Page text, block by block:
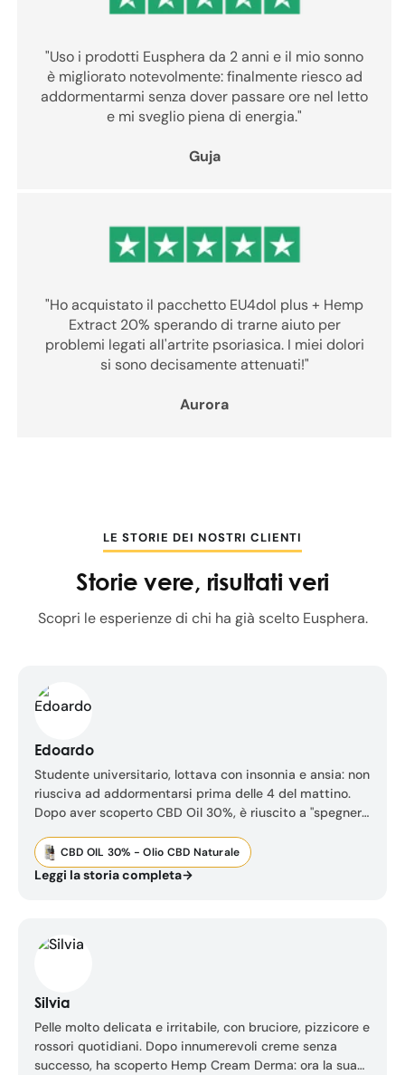
"Uso i prodotti Eusphera da 2 anni e il mio sonno
è migliorato notevolmente: finalmente riesco ad
addormentarmi senza dover passare ore nel letto
e mi sveglio piena di energia."
Guja
"Ho acquistato il pacchetto EU4dol plus + Hemp
Extract 20% sperando di trarne aiuto per
problemi legati all'artrite psoriasica. I miei dolori
si sono decisamente attenuati!"
Aurora
LE STORIE DEI NOSTRI CLIENTI
Storie vere, risultati veri
Scopri le esperienze di chi ha già scelto Eusphera.
Edoardo
Studente universitario, lottava con insonnia e ansia: non
riusciva ad addormentarsi prima delle 4 del mattino.
Dopo aver scoperto CBD Oil 30%, è riuscito a "spegnere
concentrazione.
CBD OIL 30% - Olio CBD Naturale
Leggi la storia completa
Silvia
Pelle molto delicata e irritabile, con bruciore, pizzicore e
rossori quotidiani. Dopo innumerevoli creme senza
successo, ha scoperto Hemp Cream Derma: ora la sua